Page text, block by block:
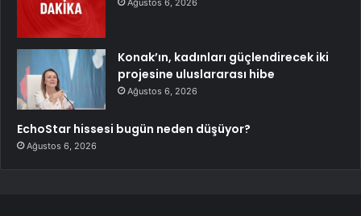
Konak’ın, kadınları güçlendirecek iki
projesine uluslararası hibe
Ağustos 6, 2026
EchoStar hissesi bugün neden düşüyor?
Ağustos 6, 2026